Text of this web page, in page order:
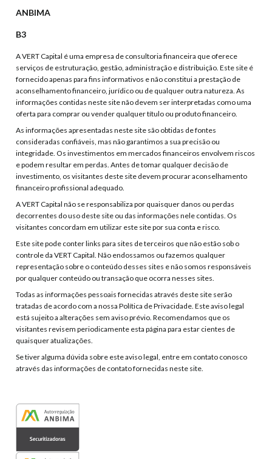
ANBIMA
B3
A VERT Capital é uma empresa de consultoria financeira que oferece
serviços de estruturação, gestão, administração e distribuição. Este site é
fornecido apenas para fins informativos e não constitui a prestação de
aconselhamento financeiro, jurídico ou de qualquer outra natureza. As
informações contidas neste site não devem ser interpretadas como uma
oferta para comprar ou vender qualquer título ou produto financeiro.
As informações apresentadas neste site são obtidas de fontes
consideradas confiáveis, mas não garantimos a sua precisão ou
integridade. Os investimentos em mercados financeiros envolvem riscos
e podem resultar em perdas. Antes de tomar qualquer decisão de
investimento, os visitantes deste site devem procurar aconselhamento
financeiro profissional adequado.
A VERT Capital não se responsabiliza por quaisquer danos ou perdas
decorrentes do uso deste site ou das informações nele contidas. Os
visitantes concordam em utilizar este site por sua conta e risco.
Este site pode conter links para sites de terceiros que não estão sob o
controle da VERT Capital. Não endossamos ou fazemos qualquer
representação sobre o conteúdo desses sites e não somos responsáveis
por qualquer conteúdo ou transação que ocorra nesses sites.
Todas as informações pessoais fornecidas através deste site serão
tratadas de acordo com a nossa Política de Privacidade. Este aviso legal
está sujeito a alterações sem aviso prévio. Recomendamos que os
visitantes revisem periodicamente esta página para estar cientes de
quaisquer atualizações.
Se tiver alguma dúvida sobre este aviso legal, entre em contato conosco
através das informações de contato fornecidas neste site.